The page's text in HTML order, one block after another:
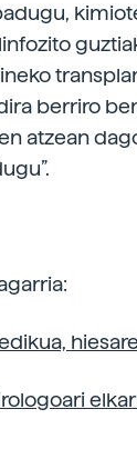
berriro
atzean